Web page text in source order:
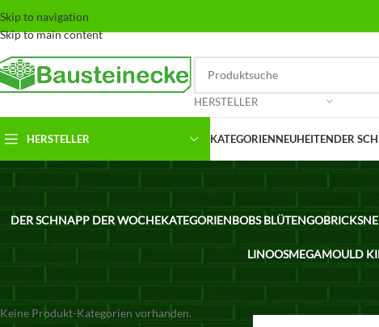
Skip to navigation
Skip to main content
HERSTELLER
HERSTELLER KATEGORIENNEUHEITENDER
DER SCHNAPP DER WOCHEKATEGORIENBOBS BLÜTENGOBRICKS
LINOOSMEGAMOULD
KATEGORIEN
Keine Produkt-Kategorien vorhanden.